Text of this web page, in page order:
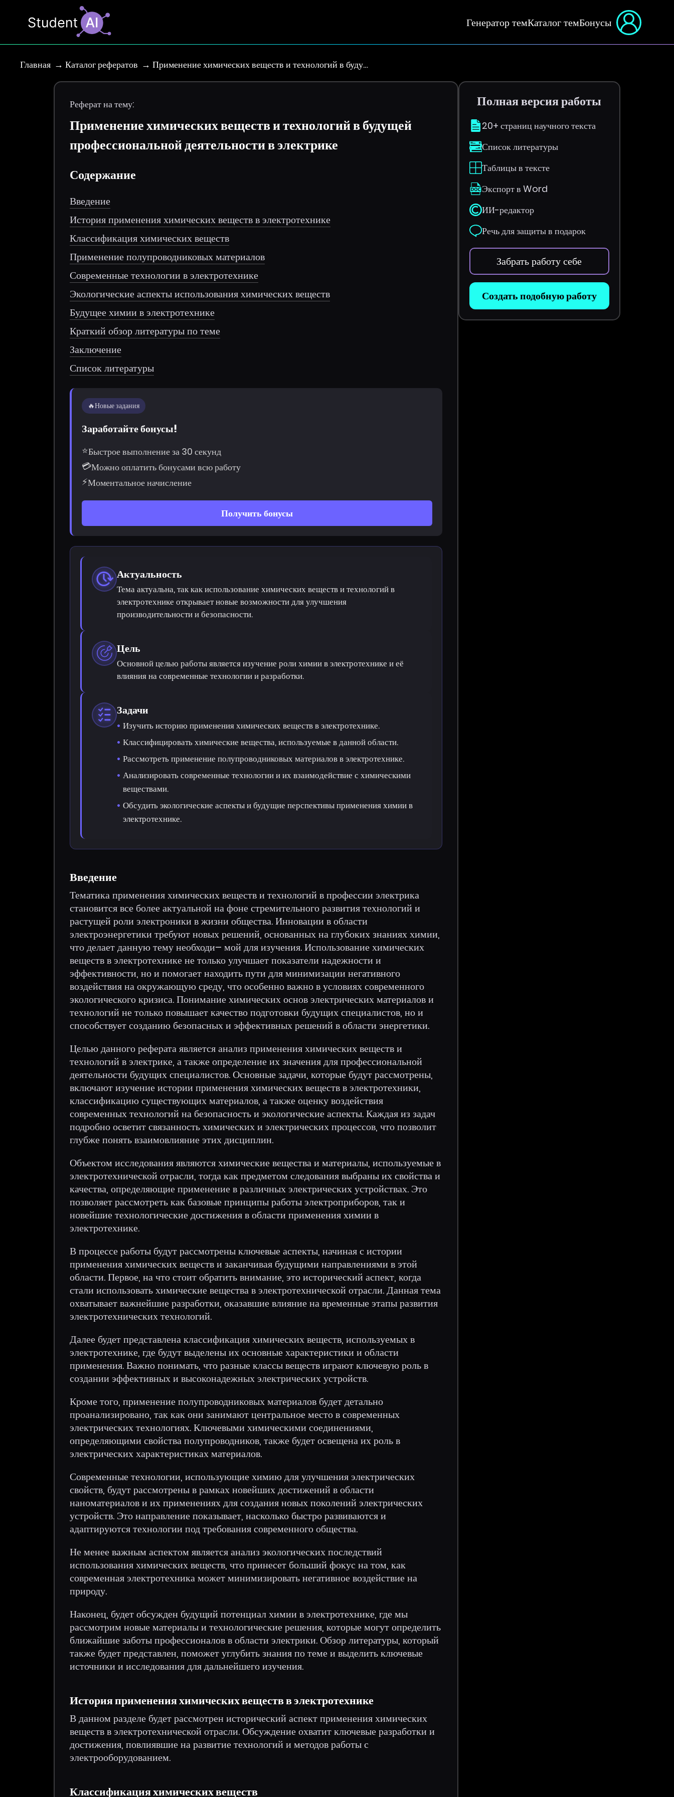
Генератор темКаталог темБонусы
Главная Каталог рефератов Применение химических веществ и технологий в буду…
Реферат на тему:
Применение химических веществ и технологий в будущей
профессиональной деятельности в электрике
Содержание
Введение
История применения химических веществ в электротехнике
Классификация химических веществ
Применение полупроводниковых материалов
Современные технологии в электротехнике
Экологические аспекты использования химических веществ
Будущее химии в электротехнике
Краткий обзор литературы по теме
Заключение
Список литературы
🔥Новые задания
Заработайте бонусы!
⭐Быстрое выполнение за 30 секунд
💳Можно оплатить бонусами всю работу
⚡Моментальное начисление
Получить бонусы
Актуальность
Тема актуальна, так как использование химических веществ и технологий в
электротехнике открывает новые возможности для улучшения
производительности и безопасности.
Цель
Основной целью работы является изучение роли химии в электротехнике и её
влияния на современные технологии и разработки.
Задачи
Изучить историю применения химических веществ в электротехнике.
Классифицировать химические вещества, используемые в данной области.
Рассмотреть применение полупроводниковых материалов в электротехнике.
Анализировать современные технологии и их взаимодействие с химическими
веществами.
Обсудить экологические аспекты и будущие перспективы применения химии в
электротехнике.
Введение
Тематика применения химических веществ и технологий в профессии электрика
становится все более актуальной на фоне стремительного развития технологий и
растущей роли электроники в жизни общества. Инновации в области
электроэнергетики требуют новых решений, основанных на глубоких знаниях химии,
что делает данную тему необходи– мой для изучения. Использование химических
веществ в электротехнике не только улучшает показатели надежности и
эффективности, но и помогает находить пути для минимизации негативного
воздействия на окружающую среду, что особенно важно в условиях современного
экологического кризиса. Понимание химических основ электрических материалов и
технологий не только повышает качество подготовки будущих специалистов, но и
способствует созданию безопасных и эффективных решений в области энергетики.
Целью данного реферата является анализ применения химических веществ и
технологий в электрике, а также определение их значения для профессиональной
деятельности будущих специалистов. Основные задачи, которые будут рассмотрены,
включают изучение истории применения химических веществ в электротехники,
классификацию существующих материалов, а также оценку воздействия
современных технологий на безопасность и экологические аспекты. Каждая из задач
подробно осветит связанность химических и электрических процессов, что позволит
глубже понять взаимовлияние этих дисциплин.
Объектом исследования являются химические вещества и материалы, используемые в
электротехнической отрасли, тогда как предметом следования выбраны их свойства и
качества, определяющие применение в различных электрических устройствах. Это
позволяет рассмотреть как базовые принципы работы электроприборов, так и
новейшие технологические достижения в области применения химии в
электротехнике.
В процессе работы будут рассмотрены ключевые аспекты, начиная с истории
применения химических веществ и заканчивая будущими направлениями в этой
области. Первое, на что стоит обратить внимание, это исторический аспект, когда
стали использовать химические вещества в электротехнической отрасли. Данная тема
охватывает важнейшие разработки, оказавшие влияние на временные этапы развития
электротехнических технологий.
Далее будет представлена классификация химических веществ, используемых в
электротехнике, где будут выделены их основные характеристики и области
применения. Важно понимать, что разные классы веществ играют ключевую роль в
создании эффективных и высоконадежных электрических устройств.
Кроме того, применение полупроводниковых материалов будет детально
проанализировано, так как они занимают центральное место в современных
электрических технологиях. Ключевыми химическими соединениями,
определяющими свойства полупроводников, также будет освещена их роль в
электрических характеристиках материалов.
Современные технологии, использующие химию для улучшения электрических
свойств, будут рассмотрены в рамках новейших достижений в области
наноматериалов и их применениях для создания новых поколений электрических
устройств. Это направление показывает, насколько быстро развиваются и
адаптируются технологии под требования современного общества.
Не менее важным аспектом является анализ экологических последствий
использования химических веществ, что принесет больший фокус на том, как
современная электротехника может минимизировать негативное воздействие на
природу.
Наконец, будет обсужден будущий потенциал химии в электротехнике, где мы
рассмотрим новые материалы и технологические решения, которые могут определить
ближайшие заботы профессионалов в области электрики. Обзор литературы, который
также будет представлен, поможет углубить знания по теме и выделить ключевые
источники и исследования для дальнейшего изучения.
История применения химических веществ в электротехнике
В данном разделе будет рассмотрен исторический аспект применения химических
веществ в электротехнической отрасли. Обсуждение охватит ключевые разработки и
достижения, повлиявшие на развитие технологий и методов работы с
электрооборудованием.
Классификация химических веществ
Полная версия работы
20+ страниц научного текста
Список литературы
Таблицы в тексте
Экспорт в Word
ИИ-редактор
Речь для защиты в подарок
Забрать работу себе
Создать подобную работу